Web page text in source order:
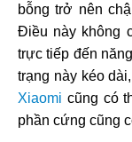
bỗng trở nên
Điều này không
trực tiếp đến
trạng này kéo
Xiaomi cũng có
phần cứng cũng